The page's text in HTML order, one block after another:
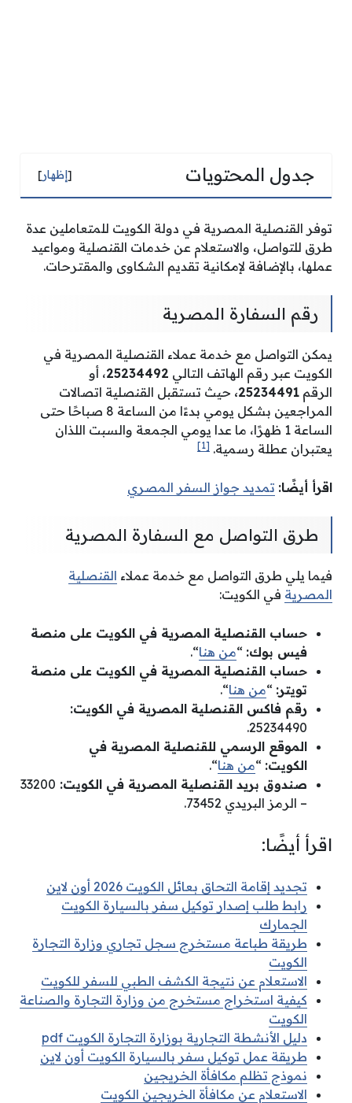
جدول المحتويات [إظهار]
توفر القنصلية المصرية في دولة الكويت للمتعاملين عدة
طرق للتواصل، والاستعلام عن خدمات القنصلية ومواعيد
عملها، بالإضافة لإمكانية تقديم الشكاوى والمقترحات.
رقم السفارة المصرية
يمكن التواصل مع خدمة عملاء القنصلية المصرية في
الكويت عبر رقم الهاتف التالي 25234492، أو
الرقم 25234491، حيث تستقبل القنصلية اتصالات
المراجعين بشكل يومي بدءًا من الساعة 8 صباحًا حتى
الساعة 1 ظهرًا، ما عدا يومي الجمعة والسبت اللذان
يعتبران عطلة رسمية. [1]
اقرأ أيضًا: تمديد جواز السفر المصري
طرق التواصل مع السفارة المصرية
فيما يلي طرق التواصل مع خدمة عملاء القنصلية
المصرية في الكويت:
حساب القنصلية المصرية في الكويت على منصة
فيس بوك: “من هنا“.
حساب القنصلية المصرية في الكويت على منصة
تويتر: “من هنا“.
رقم فاكس القنصلية المصرية في الكويت:
25234490.
الموقع الرسمي للقنصلية المصرية في
الكويت: “من هنا“.
صندوق بريد القنصلية المصرية في الكويت: 33200
– الرمز البريدي 73452.
اقرأ أيضًا:
تجديد إقامة التحاق بعائل الكويت 2026 أون لاين
رابط طلب إصدار توكيل سفر بالسيارة الكويت
الجمارك
طريقة طباعة مستخرج سجل تجاري وزارة التجارة
الكويت
الاستعلام عن نتيجة الكشف الطبي للسفر للكويت
كيفية استخراج مستخرج من وزارة التجارة والصناعة
الكويت
دليل الأنشطة التجارية بوزارة التجارة الكويت pdf
طريقة عمل توكيل سفر بالسيارة الكويت أون لاين
نموذج تظلم مكافأة الخريجين
الاستعلام عن مكافأة الخريجين الكويت